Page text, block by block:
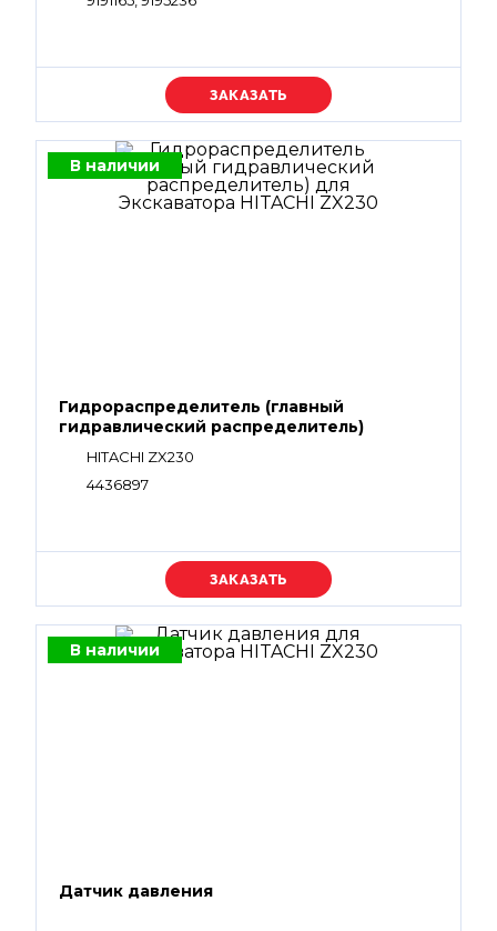
Уточняйте цену
В наличии
Гидрораспределитель (главный
гидравлический распределитель)
HITACHI ZX230
4436897
Уточняйте цену
В наличии
Датчик давления